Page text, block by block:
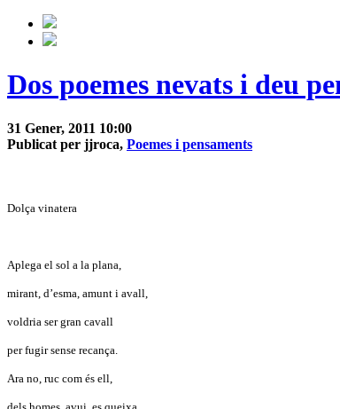
Dos poemes nevats i deu
31 Gener, 2011 10:00
Publicat per jjroca, Poemes i pensaments
Dolça vinatera
Aplega el sol a la plana,
mirant, d’esma, amunt i avall,
voldria ser gran cavall
per fugir sense recança.
Ara no, ruc com és ell,